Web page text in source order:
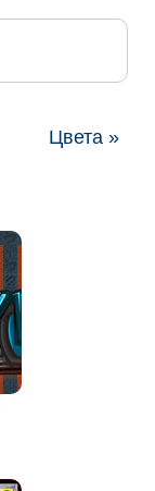
Цвета »